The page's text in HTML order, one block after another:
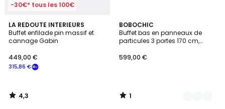
-30€* tous les 100€
LA REDOUTE INTERIEURS
Buffet enfilade pin massif et
cannage Gabin
315,86 €
449,00 €
4,3
/ 5
4,3
/
BOBOCHIC
Buffet bas en panneaux de
particules 3 portes 170 cm,
599,00 €
1
/
5
4
Couleurs
1
/